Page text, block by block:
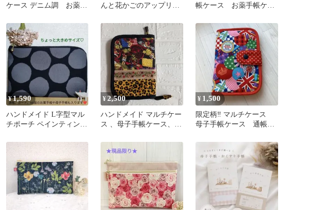
ケース デニム調 お薬手
んと花かごのアップリケ
ケース
帳ケース お薬手帳ケー
¥1,590
ハンドメイド L字型マル
チポーチ ペインティング
¥2,500
ハンドメイド マルチケー
ス 、母子手帳ケース、通
ス
¥ 1,500
限定柄‼︎ マルチケース
母子手帳ケース 通帳ケ
メイド